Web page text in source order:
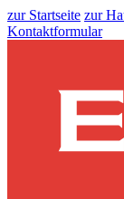
zur Startseite zur
Kontaktformular